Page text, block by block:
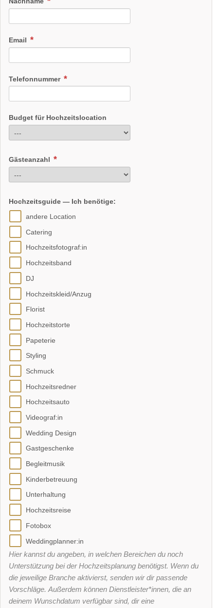
Email
Telefonnummer
Budget für Hochzeitslocation
Gästeanzahl
Hochzeitsguide — Ich benötige:
andere Location
Catering
Hochzeitsfotograf:in
Hochzeitsband
DJ
Hochzeitskleid/Anzug
Florist
Hochzeitstorte
Papeterie
Styling
Schmuck
Hochzeitsredner
Hochzeitsauto
Videograf:in
Wedding Design
Gastgeschenke
Begleitmusik
Kinderbetreuung
Unterhaltung
Hochzeitsreise
Fotobox
Weddingplanner:in
Hier kannst du angeben, in welchen Bereichen du noch
Unterstützung bei der Hochzeitsplanung benötigst. Wenn du
die jeweilige Branche aktivierst, senden wir dir passende
Vorschläge. Außerdem können Dienstleister*innen, die an
deinem Wunschdatum verfügbar sind, dir eine